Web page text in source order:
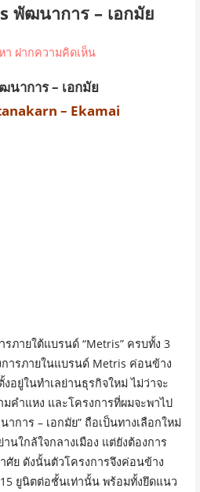
พัฒนาการ – เอกมัย
า ฝากความคิดเห็น
นาการ – เอกมัย
– Ekamai
รภายใต้แบรนด์ “Metris” ครบทั้ง 3
ารภายในแบรนด์ Metris ค่อนข้าง
อยู่ในทำเลย่านธุรกิจใหม่ ไม่ว่าจะ
มคำแหง และโครงการที่ผมจะพาไป
การ – เอกมัย” ถือเป็นทางเลือกใหม่
ใกล้ใจกลางเมือง แต่ยังต้องการ
ศัย ดังนั้นตัวโครงการจึงค่อนข้าง
ยูนิตต่อชั้นเท่านั้น พร้อมทั้งยึดแนว